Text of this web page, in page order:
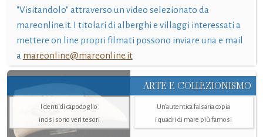
"Visitandolo" attraverso un video selezionato da
mareonline.it. I titolari di alberghi e villaggi interessati a
mettere on line propri filmati possono inviare una e mail
a mareonline@mareonline.it
ARTE E COLLEZIONISMO
I denti di capodoglio
incisi sono veri tesori
Un’autentica falsaria copia
i quadri di mare più famosi